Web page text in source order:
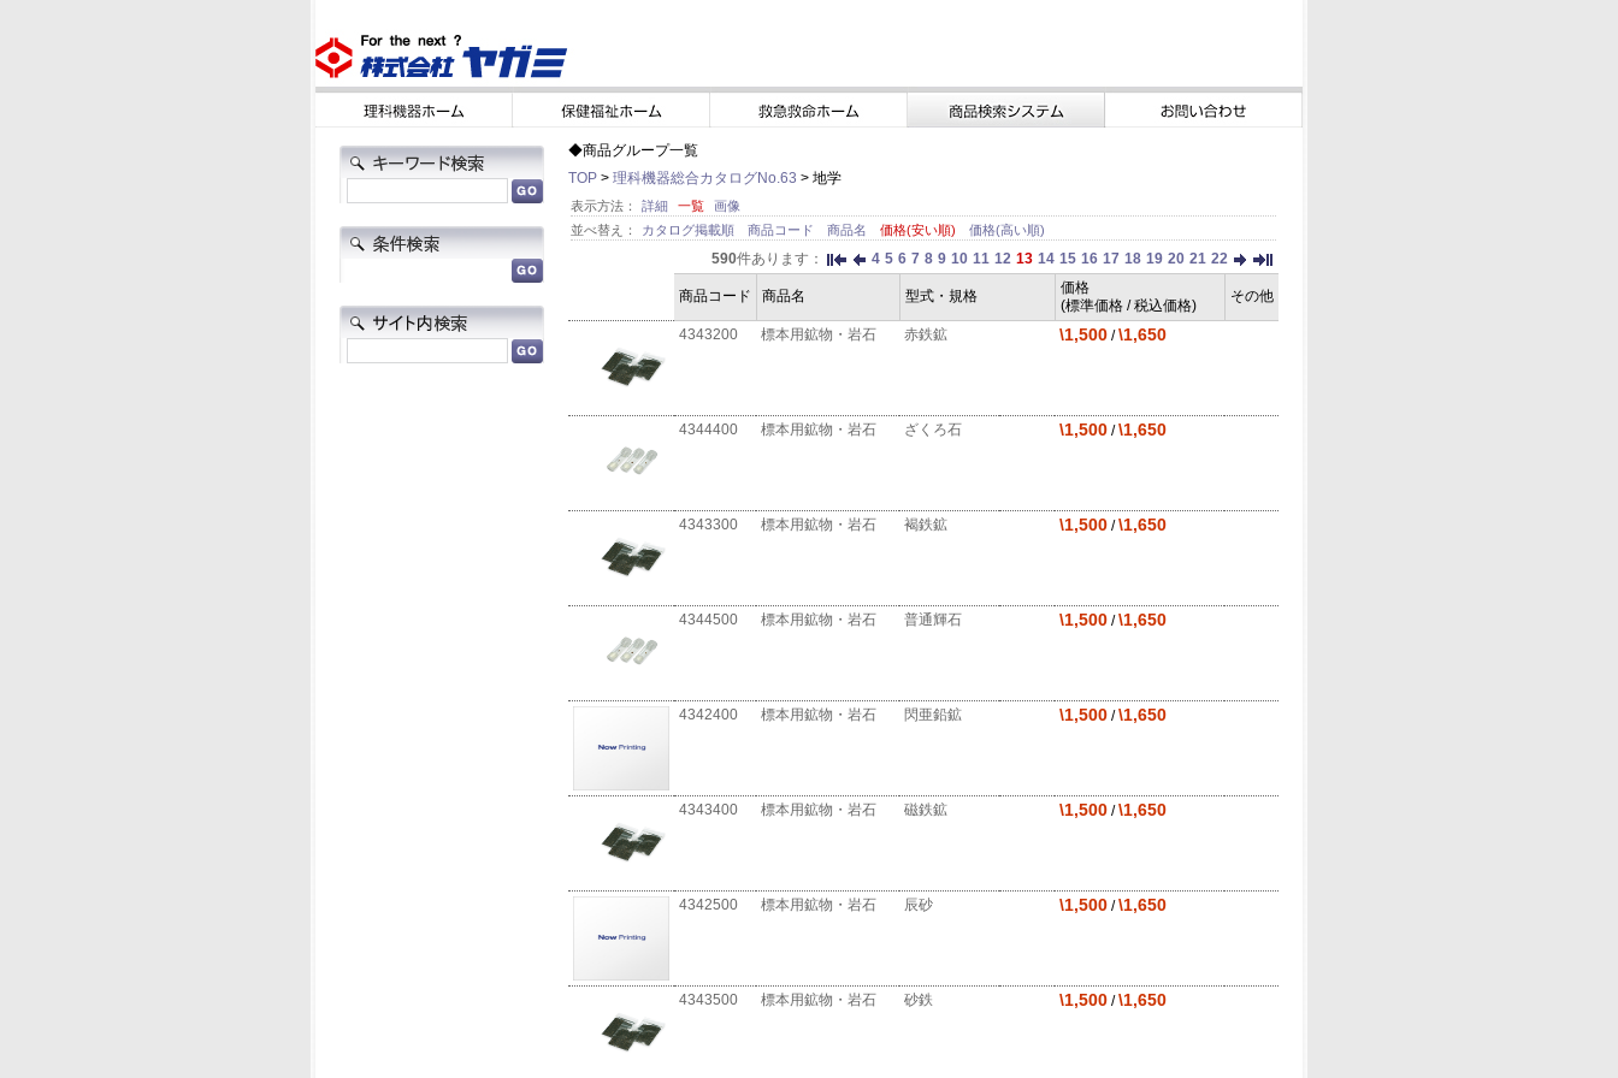
◆商品グループ一覧
TOP > 理科機器総合カタログNo.63 > 地学
表示方法： 詳細 一覧
画像
並べ替え：
カタログ掲載順 商品コード 商品名 価格(安い順) 価格(高い順)
590件あります： 4 5 6 7 8 9 10 11 12 13 14 15 16 17 18 19 20 21 22
商品コード 商品名 型式・規格
価格
(標準価格 / 税込価格)
その他
4343200 標本用鉱物・岩石 赤鉄鉱 \1,500 /\1,650
4344400 標本用鉱物・岩石 ざくろ石 \1,500 /\1,650
4343300 標本用鉱物・岩石 褐鉄鉱 \1,500 /\1,650
4344500 標本用鉱物・岩石 普通輝石 \1,500 /\1,650
4342400 標本用鉱物・岩石 閃亜鉛鉱 \1,500 /\1,650
4343400 標本用鉱物・岩石 磁鉄鉱 \1,500 /\1,650
4342500 標本用鉱物・岩石 辰砂 \1,500 /\1,650
4343500 標本用鉱物・岩石 砂鉄 \1,500 /\1,650